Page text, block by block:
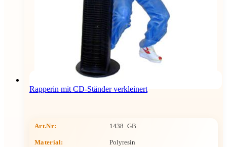
Rapperin mit CD-Ständer verkleinert
Art.Nr: 1438_GB
Material: Polyresin